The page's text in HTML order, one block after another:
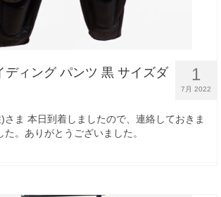
1
7月 2022
ディング パンツ 黒 サイズダ
ま 本日到着しましたので、連絡しておきま
。ありがとうございました。